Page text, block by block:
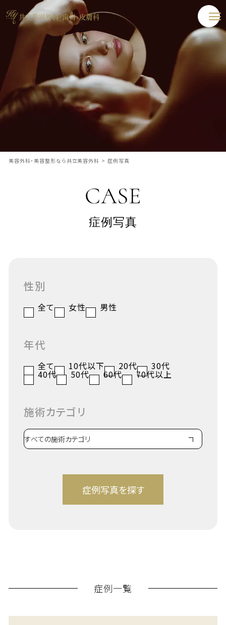
美容外科・美容整形なら共立美容外科 > 症例写真
CASE
症例写真
性別
全て 女性 男性
年代
全て 10代以下 20代 30代
40代 50代 60代 70代以上
施術カテゴリ
症例一覧